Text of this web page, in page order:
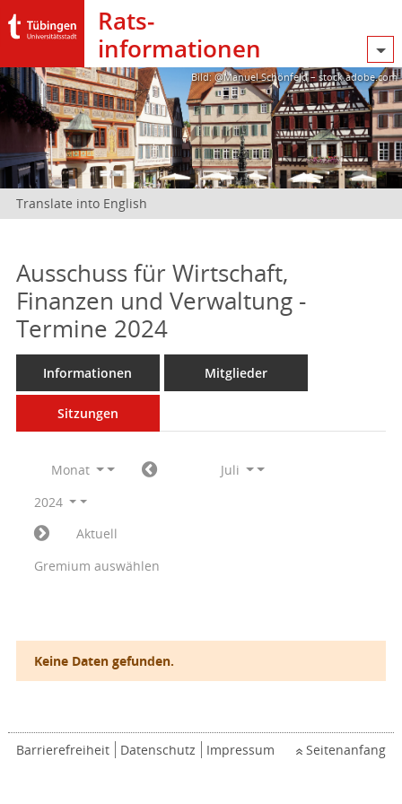
Rats­
informationen
Bild: @Manuel Schönfeld – stock.adobe.com
Translate into English
Ausschuss für Wirtschaft,
Finanzen und Verwaltung -
Termine 2024
Informationen Mitglieder
Sitzungen
Monat
Juli
2024
Aktuell
Gremium auswählen
Keine Daten gefunden.
Barrierefreiheit Datenschutz Impressum Seitenanfang